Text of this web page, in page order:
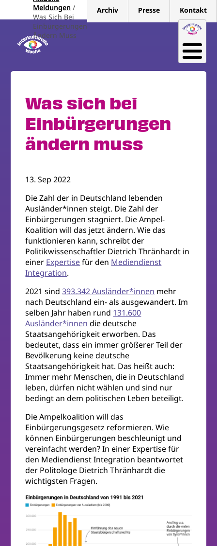
Meldungen
Was Sich Bei
Einbürgerungen
Ändern Muss
Archiv Presse Kontakt
Was sich bei
Einbürgerungen
ändern muss
13. Sep 2022
Die Zahl der in Deutschland lebenden
Ausländer*innen steigt. Die Zahl der
Einbürgerungen stagniert. Die Ampel-
Koalition will das jetzt ändern. Wie das
funktionieren kann, schreibt der
Politikwissenschaftler Dietrich Thränhardt in
einer Expertisefür den Mediendienst
Integration.
2021 sind393.342 Ausländer*innen mehr
nach Deutschland ein- als ausgewandert. Im
selben Jahr haben rund 131.600
Ausländer*innen die deutsche
Staatsangehörigkeit erworben. Das
bedeutet, dass ein immer größerer Teil der
Bevölkerung keine deutsche
Staatsangehörigkeit hat. Das heißt auch:
Immer mehr Menschen, die in Deutschland
leben, dürfen nicht wählen und sind nur
bedingt an dem politischen Leben beteiligt.
Die Ampelkoalition will das
Einbürgerungsgesetz reformieren. Wie
können Einbürgerungen beschleunigt und
vereinfacht werden? In einer Expertise für
den Mediendienst Integration beantwortet
der Politologe Dietrich Thränhardt die
wichtigsten Fragen.